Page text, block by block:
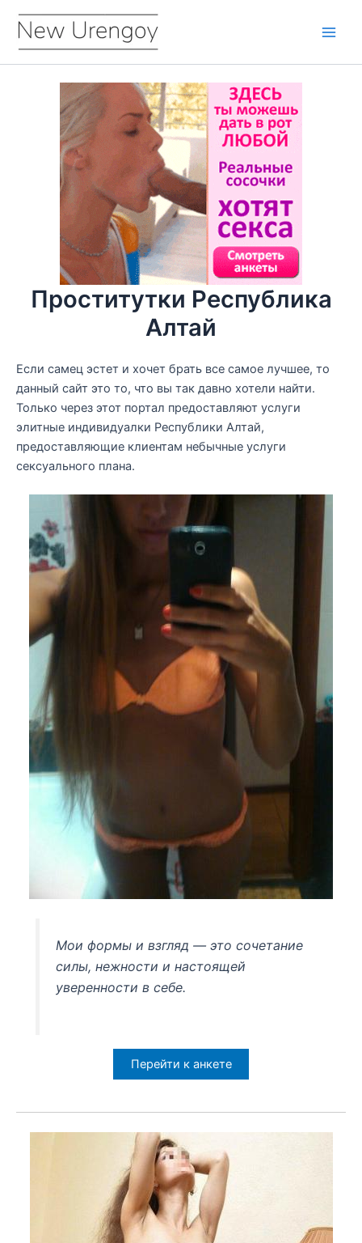
содержимому
Проститутки Республика
Алтай
Если самец эстет и хочет брать все самое лучшее, то
данный сайт это то, что вы так давно хотели найти.
Только через этот портал предоставляют услуги
элитные индивидуалки Республики Алтай,
предоставляющие клиентам небычные услуги
сексуального плана.
Мои формы и взгляд — это сочетание
силы, нежности и настоящей
уверенности в себе.
Перейти к анкете